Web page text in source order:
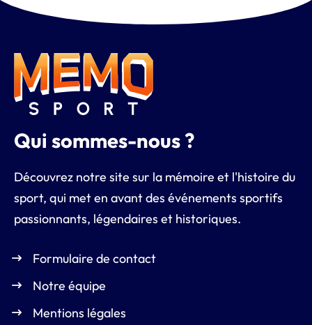
Qui sommes-nous ?
Découvrez notre site sur la mémoire et l'histoire du
sport, qui met en avant des événements sportifs
passionnants, légendaires et historiques.
Formulaire de contact
Notre équipe
Mentions légales